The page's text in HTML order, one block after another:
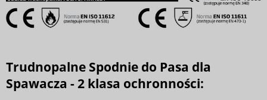
Trudnopalne Spodnie do Pasa dla
Spawacza - 2 klasa ochronności: